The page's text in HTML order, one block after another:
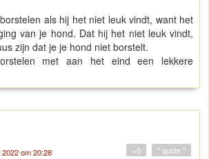
als hij het niet leuk vindt, want het
van je hond. Dat hij het niet leuk vindt,
zijn dat je je hond niet borstelt.
met aan het eind een lekkere
om 20:28 " quote "
+0